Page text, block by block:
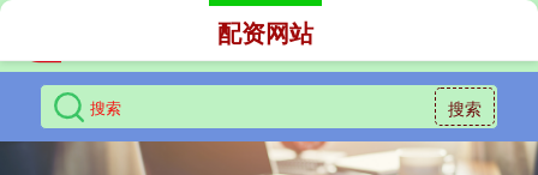
搜索
配资网站